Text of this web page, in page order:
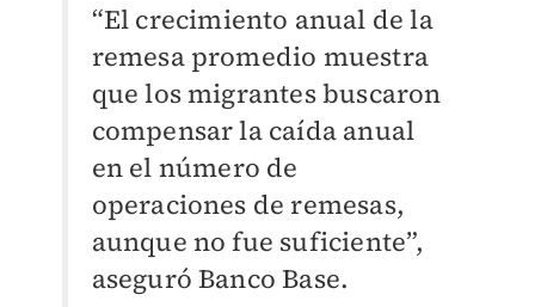
“El crecimiento anual de la
remesa promedio muestra
que los migrantes buscaron
compensar la caída anual
en el número de
operaciones de remesas,
aunque no fue suficiente”,
aseguró Banco Base.